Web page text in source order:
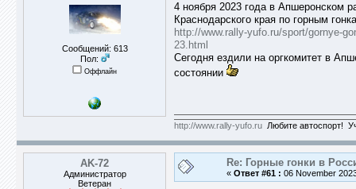
Сообщений: 613
Пол:
Оффлайн
4 ноября 2023 года в Апшеронском
Краснодарского края по горным
http://www.rally-yufo.ru/sport/gornye-
23.html
Сегодня ездили на оргкомитет в
состоянии
http://www.rally-yufo.ru Любите автоспорт!
AK-72
Администратор
Ветеран
Re: Горные гонки в
« Ответ #61 : 06 November